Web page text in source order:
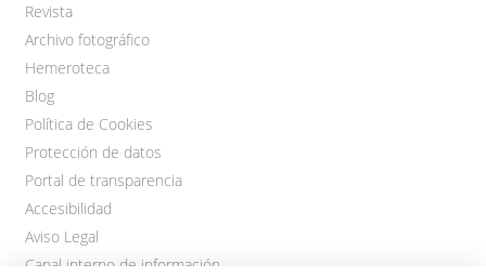
Revista
Archivo fotográfico
Hemeroteca
Blog
Política de Cookies
Protección de datos
Portal de transparencia
Accesibilidad
Aviso Legal
Canal interno de información